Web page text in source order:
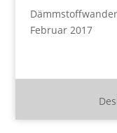
Februar 2017